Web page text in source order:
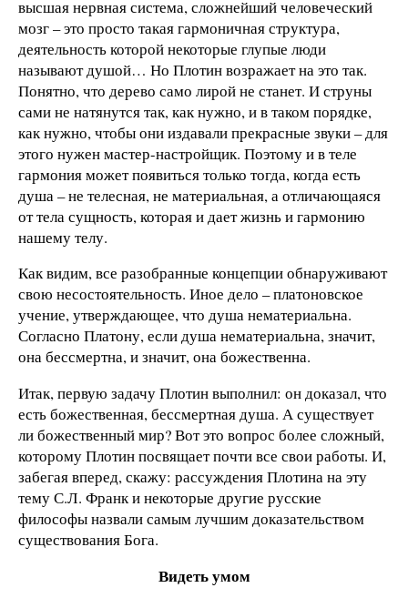
высшая нервная система, сложнейший человеческий
мозг – это просто такая гармоничная структура,
деятельность которой некоторые глупые люди
называют душой… Но Плотин возражает на это так.
Понятно, что дерево само лирой не станет. И струны
сами не натянутся так, как нужно, и в таком порядке,
как нужно, чтобы они издавали прекрасные звуки – для
этого нужен мастер-настройщик. Поэтому и в теле
гармония может появиться только тогда, когда есть
душа – не телесная, не материальная, а отличающаяся
от тела сущность, которая и дает жизнь и гармонию
нашему телу.
Как видим, все разобранные концепции обнаруживают
свою несостоятельность. Иное дело – платоновское
учение, утверждающее, что душа нематериальна.
Согласно Платону, если душа нематериальна, значит,
она бессмертна, и значит, она божественна.
Итак, первую задачу Плотин выполнил: он доказал, что
есть божественная, бессмертная душа. А существует
ли божественный мир? Вот это вопрос более сложный,
которому Плотин посвящает почти все свои работы. И,
забегая вперед, скажу: рассуждения Плотина на эту
тему С.Л. Франк и некоторые другие русские
философы назвали самым лучшим доказательством
существования Бога.
Видеть умом